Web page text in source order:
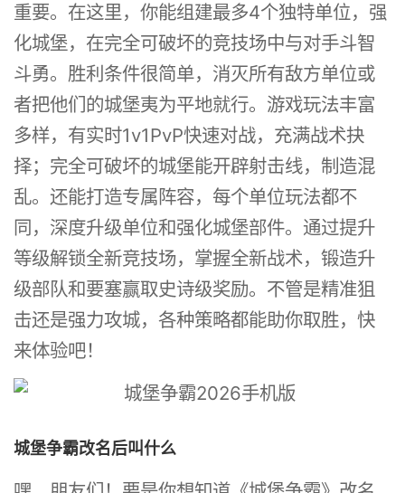
重要。在这里，你能组建最多4个独特单位，强
化城堡，在完全可破坏的竞技场中与对手斗智
斗勇。胜利条件很简单，消灭所有敌方单位或
者把他们的城堡夷为平地就行。游戏玩法丰富
多样，有实时1v1PvP快速对战，充满战术抉
择；完全可破坏的城堡能开辟射击线，制造混
乱。还能打造专属阵容，每个单位玩法都不
同，深度升级单位和强化城堡部件。通过提升
等级解锁全新竞技场，掌握全新战术，锻造升
级部队和要塞赢取史诗级奖励。不管是精准狙
击还是强力攻城，各种策略都能助你取胜，快
来体验吧！
城堡争霸改名后叫什么